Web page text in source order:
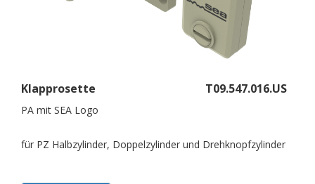
Klapprosette T09.547.016.US
PA mit SEA Logo
für PZ Halbzylinder, Doppelzylinder und Drehknopfzylinder